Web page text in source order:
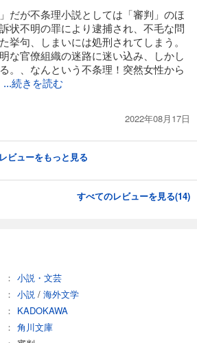
だが不条理小説としては「審判」のほ
状不明の罪により逮捕され、不毛な問
挙句、しまいには処刑されてしまう。
な官僚組織の迷路に迷い込み、しかし
。、なんという不条理！突然女性から
...続きを読む
2022年08月17日
レビューをもっと見る
すべてのレビューを見る(14)
小説・文芸
小説 / 海外文学
KADOKAWA
角川文庫